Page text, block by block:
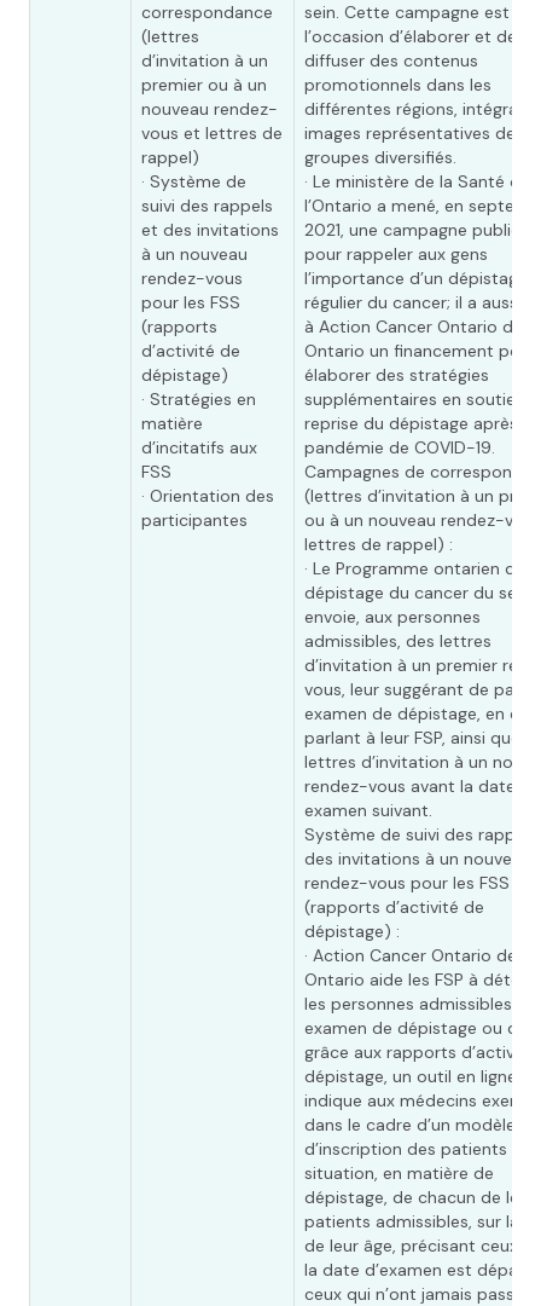
correspondance
(lettres
d’invitation à un
premier ou à un
nouveau rendez-
vous et lettres de
rappel)
· Système de
suivi des rappels
et des invitations
à un nouveau
rendez-vous
pour les FSS
(rapports
d’activité de
dépistage)
· Stratégies en
matière
d’incitatifs aux
FSS
· Orientation des
participantes
sein. Cette campagne est
l’occasion d’élaborer et de
diffuser des contenus
promotionnels dans les
différentes régions, intégrant
images représentatives de
groupes diversifiés.
· Le ministère de la Santé de
l’Ontario a mené, en
2021, une campagne publique
pour rappeler aux gens
l’importance d’un dépistage
régulier du cancer; il a aussi
à Action Cancer Ontario de
Ontario un financement pour
élaborer des stratégies
supplémentaires en soutien
reprise du dépistage après la
pandémie de COVID-19.
Campagnes de
(lettres d’invitation à un
ou à un nouveau rendez-
lettres de rappel) :
· Le Programme ontarien de
dépistage du cancer du sein
envoie, aux personnes
admissibles, des lettres
d’invitation à un premier
vous, leur suggérant de
examen de dépistage, en en
parlant à leur FSP, ainsi que
lettres d’invitation à un
rendez-vous avant la date
examen suivant.
Système de suivi des
des invitations à un nouveau
rendez-vous pour les FSS
(rapports d’activité de
dépistage) :
· Action Cancer Ontario de
Ontario aide les FSP à
les personnes admissibles à
examen de dépistage ou de
grâce aux rapports d’activité
dépistage, un outil en ligne
indique aux médecins
dans le cadre d’un modèle
d’inscription des patients la
situation, en matière de
dépistage, de chacun de
patients admissibles, sur la
de leur âge, précisant ceux
la date d’examen est
ceux qui n’ont jamais passé